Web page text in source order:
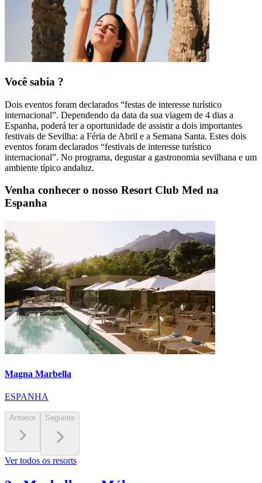
Você sabia ?
Dois eventos foram declarados “festas de interesse turístico
internacional”. Dependendo da data da sua viagem de 4 dias a
Espanha, poderá ter a oportunidade de assistir a dois importantes
festivais de Sevilha: a Féria de Abril e a Semana Santa. Estes dois
eventos foram declarados “festivais de interesse turístico
internacional”. No programa, degustar a gastronomia sevilhana e um
ambiente típico andaluz.
Venha conhecer o nosso Resort Club Med na
Espanha
Magna Marbella
ESPANHA
Anterior Seguinte
Ver todos os resorts